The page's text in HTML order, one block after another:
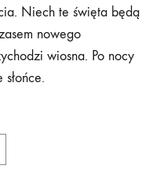
Niech te święta będą
nowego
wiosna. Po nocy